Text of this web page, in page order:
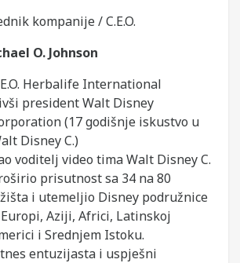
kompanije / C.E.O.
O. Johnson
Herbalife International
president Walt Disney
(17 godišnje iskustvo u
Disney C.)
voditelj video tima Walt Disney C.
prisutnost sa 34 na 80
i utemeljio Disney podružnice
Aziji, Africi, Latinskoj
i Srednjem Istoku.
entuzijasta i uspješni